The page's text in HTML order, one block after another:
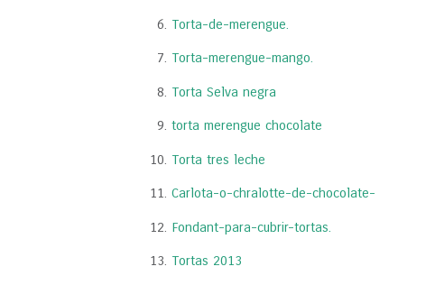
Torta-de-merengue.
Torta-merengue-mango.
Torta Selva negra
torta merengue chocolate
Torta tres leche
Carlota-o-chralotte-de-chocolate-
Fondant-para-cubrir-tortas.
Tortas 2013